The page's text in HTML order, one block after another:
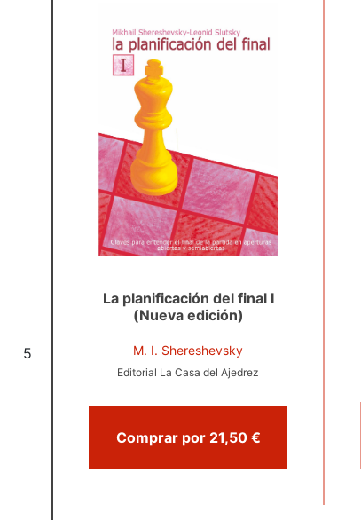
5
La planificación del final I
(Nueva edición)
M. I. Shereshevsky
Editorial La Casa del Ajedrez
Comprar por 21,50 €